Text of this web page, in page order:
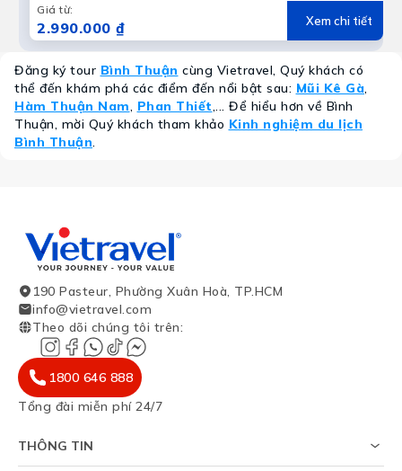
Giá từ:
2.990.000 ₫ Xem chi tiết
Đăng ký tour Bình Thuận cùng Vietravel, Quý khách có
thể đến khám phá các điểm đến nổi bật sau: Mũi Kê Gà,
Hàm Thuận Nam, Phan Thiết,... Để hiểu hơn về Bình
Thuận, mời Quý khách tham khảo Kinh nghiệm du lịch
Bình Thuận.
190 Pasteur, Phường Xuân Hoà, TP.HCM
info@vietravel.com
Theo dõi chúng tôi trên:
1800 646 888
Tổng đài miễn phí 24/7
THÔNG TIN